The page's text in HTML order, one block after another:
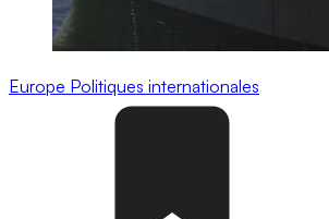
Europe Politiques internationales